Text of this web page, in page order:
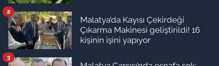
Malatya’da Kayısı Çekirdeği
Çıkarma Makinesi geliştirildi! 16
kişinin işini yapıyor
2
3